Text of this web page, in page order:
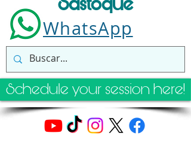
WhatsApp
Schedule your session here!